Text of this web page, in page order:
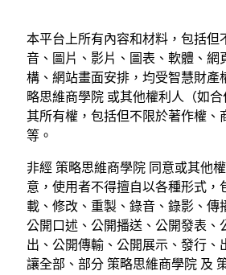
本平台上所有內容和材料，包括但
音、圖片、影片、圖表、軟體、網
構、網站畫面安排，均受智慧財產
略思維商學院 或其他權利人（如
其所有權，包括但不限於著作權、
等。
非經 策略思維商學院 同意或其他
意，使用者不得擅自以各種形式，
載、修改、重製、錄音、錄影、傳
公開口述、公開播送、公開發表、
出、公開傳輸、公開展示、發行、
讓全部、部分 策略思維商學院 及